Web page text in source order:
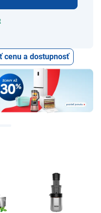
cenu a dostupnosť